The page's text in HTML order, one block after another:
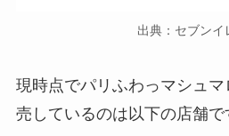
出典：セブンイ
現時点でパリふわっマシュ
売しているのは以下の店舗で